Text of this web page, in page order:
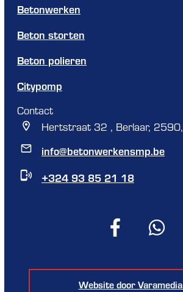
Betonwerken
Beton storten
Beton polieren
Citypomp
Contact
Hertstraat 32 , Berlaar,
info@betonwerkensmp.be
+324 93 85 21 18
Website door